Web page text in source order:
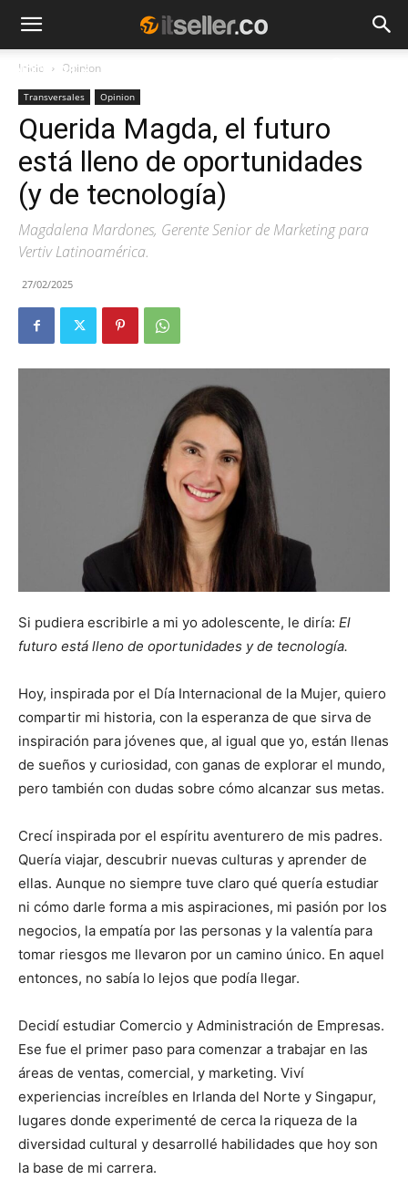
NOTICIAS
Inicio Opinion
Transversales Opinion
Querida Magda, el futuro
está lleno de oportunidades
(y de tecnología)
Magdalena Mardones, Gerente Senior de Marketing para
Vertiv Latinoamérica.
27/02/2025
Si pudiera escribirle a mi yo adolescente, le diría: El
futuro está lleno de oportunidades y de tecnología.
Hoy, inspirada por el Día Internacional de la Mujer, quiero
compartir mi historia, con la esperanza de que sirva de
inspiración para jóvenes que, al igual que yo, están llenas
de sueños y curiosidad, con ganas de explorar el mundo,
pero también con dudas sobre cómo alcanzar sus metas.
Crecí inspirada por el espíritu aventurero de mis padres.
Quería viajar, descubrir nuevas culturas y aprender de
ellas. Aunque no siempre tuve claro qué quería estudiar
ni cómo darle forma a mis aspiraciones, mi pasión por los
negocios, la empatía por las personas y la valentía para
tomar riesgos me llevaron por un camino único. En aquel
entonces, no sabía lo lejos que podía llegar.
Decidí estudiar Comercio y Administración de Empresas.
Ese fue el primer paso para comenzar a trabajar en las
áreas de ventas, comercial, y marketing. Viví
experiencias increíbles en Irlanda del Norte y Singapur,
lugares donde experimenté de cerca la riqueza de la
diversidad cultural y desarrollé habilidades que hoy son
la base de mi carrera.